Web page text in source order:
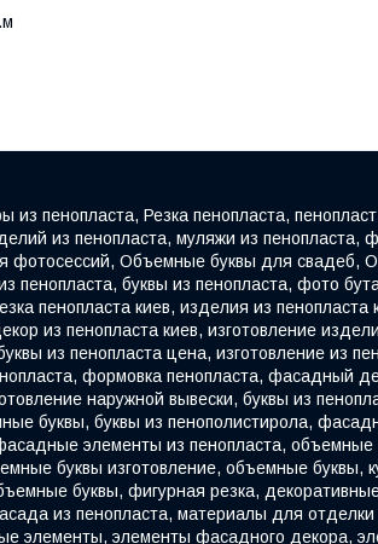
из пенопласта, Резка пенопласта,
из пенопласта, муляжи из пенопласта,
Объемные буквы для свадеб,
пенопласта, буквы из пенопласта, фото
пенопласта киев, изделия из
из пенопласта киев, изготовление
из пенопласта цена, изготовление из
формовка пенопласта, фасадный
наружной вывески, буквы из
буквы, буквы из пенополистирола,
элементы из пенопласта, объемные
буквы изготовление, объемные буквы,
буквы, фигурная резка,
из пенопласта, материалы для отделки
элементы, элементы фасадного декора,